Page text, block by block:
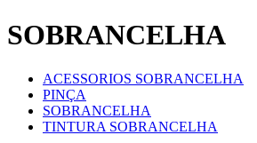
SOBRANCELHA
ACESSORIOS SOBRANCELHA
PINÇA
SOBRANCELHA
TINTURA SOBRANCELHA